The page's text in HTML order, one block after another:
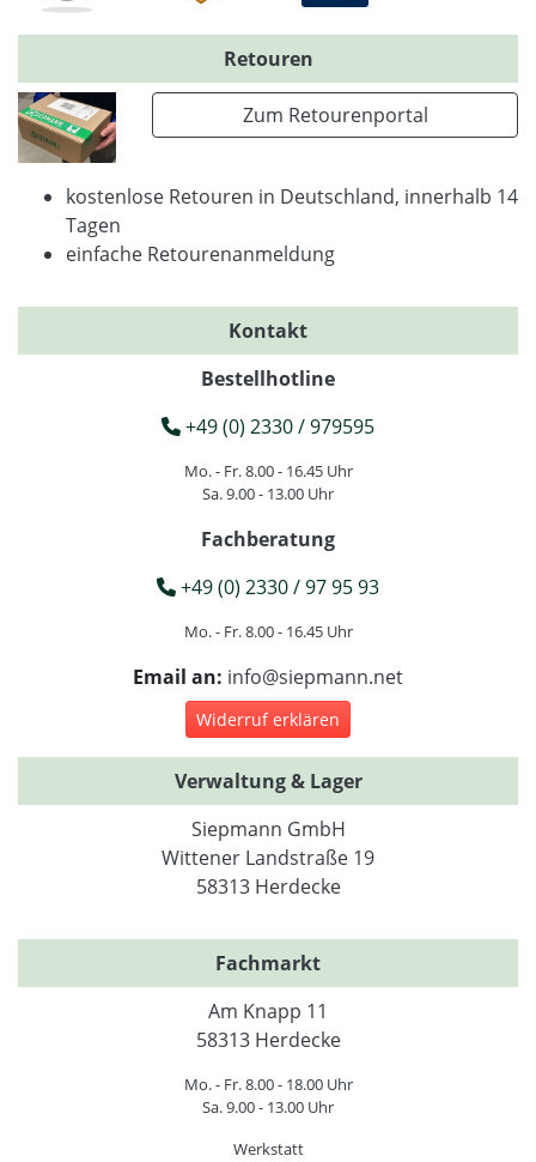
Retouren
Zum Retourenportal
kostenlose Retouren in Deutschland, innerhalb 14
Tagen
einfache Retourenanmeldung
Kontakt
Bestellhotline
+49 (0) 2330 / 979595
Mo. - Fr. 8.00 - 16.45 Uhr
Sa. 9.00 - 13.00 Uhr
Fachberatung
+49 (0) 2330 / 97 95 93
Mo. - Fr. 8.00 - 16.45 Uhr
Email an: info@siepmann.net
Widerruf erklären
Verwaltung & Lager
Siepmann GmbH
Wittener Landstraße 19
58313 Herdecke
Fachmarkt
Am Knapp 11
58313 Herdecke
Mo. - Fr. 8.00 - 18.00 Uhr
Sa. 9.00 - 13.00 Uhr
Werkstatt